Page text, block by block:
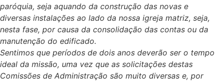
paróquia, seja aquando da construção das novas e
diversas instalações ao lado da nossa igreja matriz, seja,
nesta fase, por causa da consolidação das contas ou da
manutenção do edificado.
Sentimos que períodos de dois anos deverão ser o tempo
ideal da missão, uma vez que as solicitações destas
Comissões de Administração são muito diversas e, por